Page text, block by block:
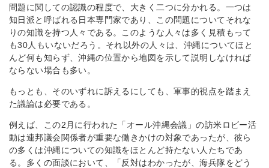
問題に関しての認識の程度で、大きく二つに分かれる。一つは
知日派と呼ばれる日本専門家であり、この問題についてそれな
りの知識を持つ人々である。このような人々は多く見積もって
も30人もいないだろう。それ以外の人々は、沖縄についてほと
んど何も知らず、沖縄の位置から地図を示して説明しなければ
ならない場合も多い。
もっとも、そのいずれに訴えるにしても、軍事的視点を踏まえ
た議論は必要である。
例えば、この2月に行われた「オール沖縄会議」の訪米ロビー活
動は連邦議会関係者が重要な働きかけの対象であったが、彼ら
の多くは沖縄についての知識をほとんど持たない人たちであ
る。多くの面談において、「反対はわかったが、海兵隊をどう